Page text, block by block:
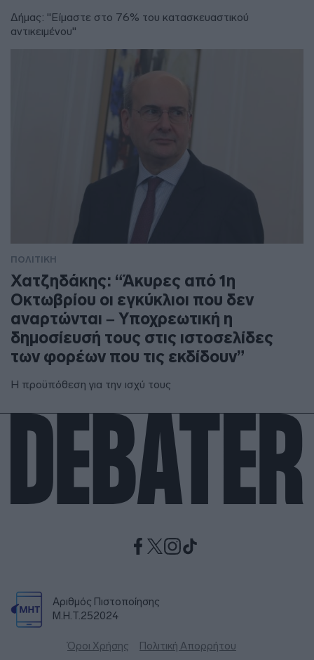
Δήμας: "Είμαστε στο 76% του κατασκευαστικού
αντικειμένου"
ΠΟΛΙΤΙΚΗ
Χατζηδάκης: “Άκυρες από 1η
Οκτωβρίου οι εγκύκλιοι που δεν
αναρτώνται – Υποχρεωτική η
δημοσίευσή τους στις ιστοσελίδες
των φορέων που τις εκδίδουν”
Η προϋπόθεση για την ισχύ τους
Αριθμός Πιστοποίησης
Μ.Η.Τ.252024
Όροι Χρήσης
Πολιτική Απορρήτου